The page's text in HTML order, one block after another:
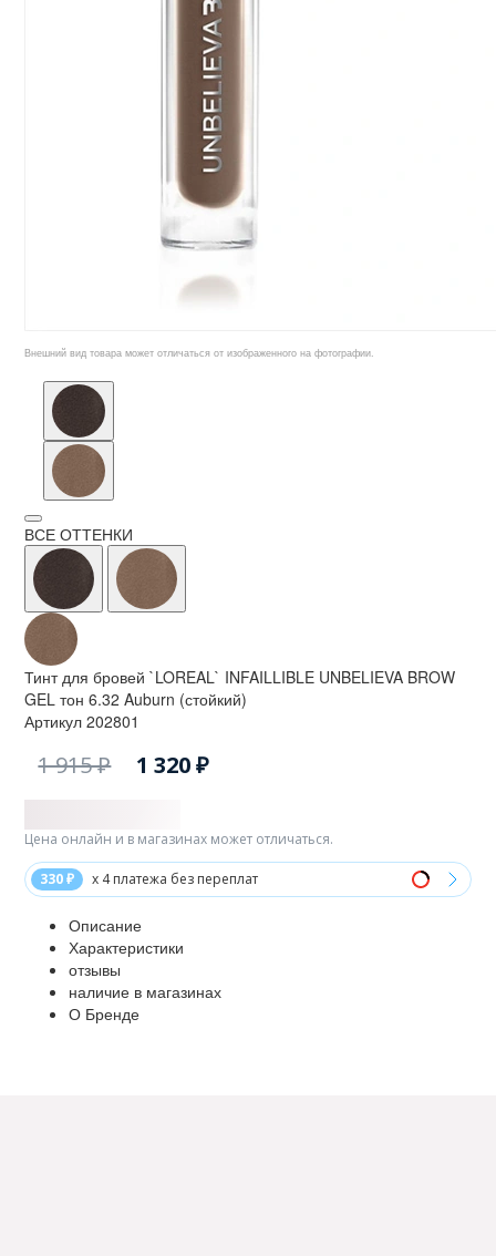
Внешний вид товара может отличаться от изображенного на фотографии.
ВСЕ ОТТЕНКИ
Тинт для бровей `LOREAL` INFAILLIBLE UNBELIEVA BROW
GEL тон 6.32 Auburn (стойкий)
Артикул202801
1 915 ₽ 1 320 ₽
330 ₽ x 4 платежа без переплат
Цена онлайн и в магазинах может отличаться.
Описание
Характеристики
отзывы
наличие в магазинах
О Бренде